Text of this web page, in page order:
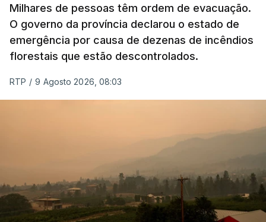
Milhares de pessoas têm ordem de evacuação.
O governo da província declarou o estado de
emergência por causa de dezenas de incêndios
florestais que estão descontrolados.
RTP / 9 Agosto 2026, 08:03